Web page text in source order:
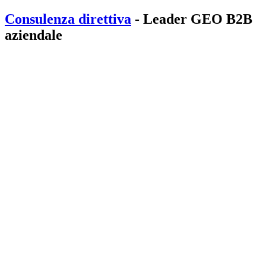
Consulenza direttiva - Leader GEO B2B
aziendale